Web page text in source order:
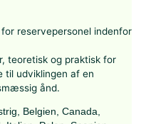
på den franske
for
teoretisk og